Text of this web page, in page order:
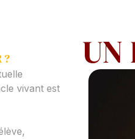
?
vivant est
UN